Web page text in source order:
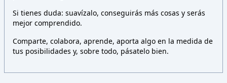
Si tienes duda: suavízalo, conseguirás más cosas y serás
mejor comprendido.
Comparte, colabora, aprende, aporta algo en la medida de
tus posibilidades y, sobre todo, pásatelo bien.